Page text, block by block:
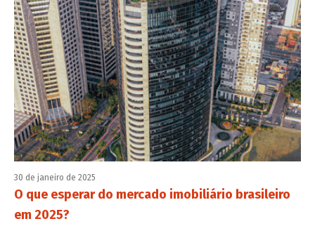
30 de janeiro de 2025
O que esperar do mercado imobiliário brasileiro
em 2025?